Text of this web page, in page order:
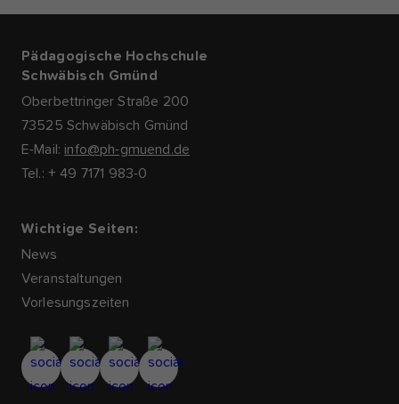
Pädagogische Hochschule
Schwäbisch Gmünd
Oberbettringer Straße 200
73525 Schwäbisch Gmünd
E-Mail: info@ph-gmuend.de
Tel.: + 49 7171 983-0
Wichtige Seiten:
News
Veranstaltungen
Vorlesungszeiten